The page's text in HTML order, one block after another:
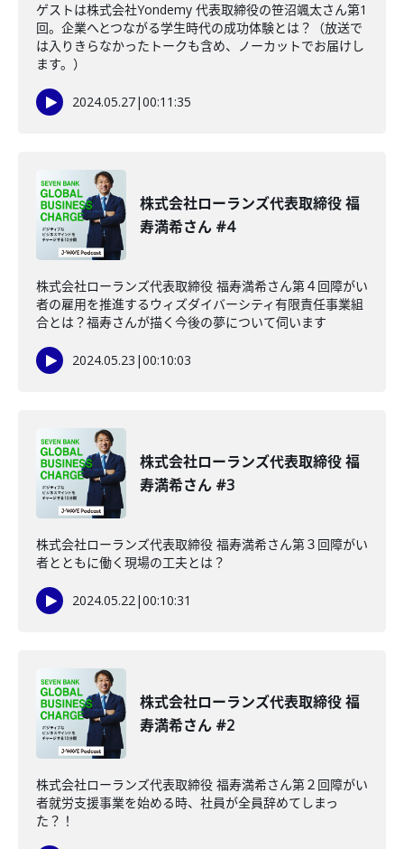
ゲストは株式会社Yondemy 代表取締役の笹沼颯太さん第1
回。企業へとつながる学生時代の成功体験とは？（放送で
は入りきらなかったトークも含め、ノーカットでお届けし
ます。）
2024.05.27|00:11:35
株式会社ローランズ代表取締役 福
寿満希さん #4
株式会社ローランズ代表取締役 福寿満希さん第４回障がい
者の雇用を推進するウィズダイバーシティ有限責任事業組
合とは？福寿さんが描く今後の夢について伺います
2024.05.23 |00:10:03
株式会社ローランズ代表取締役 福
寿満希さん #3
株式会社ローランズ代表取締役 福寿満希さん第３回障がい
者とともに働く現場の工夫とは？
2024.05.22|00:10:31
株式会社ローランズ代表取締役 福
寿満希さん #2
株式会社ローランズ代表取締役 福寿満希さん第２回障がい
者就労支援事業を始める時、社員が全員辞めてしまっ
た？！